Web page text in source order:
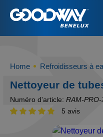
Home Refroidisseurs à
Nettoyeur de
Numéro d'article: RAM-PRO-
5 avis